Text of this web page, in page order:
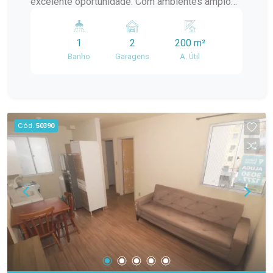
tanto quem deseja morar com qualidade quanto
quem busca um espaço para instalar seu
negócio. O imóvel conta com 2 dormitórios
conforto para o dia a dia. Sua estrutura permite
utilização tanto residencial quanto comercial,
sendo ideal para escritórios, consultórios,
clínicas, ateliês, pequenos comércios ou
prestadores de serviços, além de proporcionar
um excelente ambiente para moradia.
Diferenciais do imóvel: 2 dormitórios amplos;
Sala de estar; Cozinha; 1 banheiro; Churrasqueira;
Pátio privativo; 2 vagas de estacionamento
descobertas; Ambientes amplos e bem
distribuídos; Excelente opção para uso
1
Banho
2
Garagens
200 m²
A. Útil
Cód. 50390